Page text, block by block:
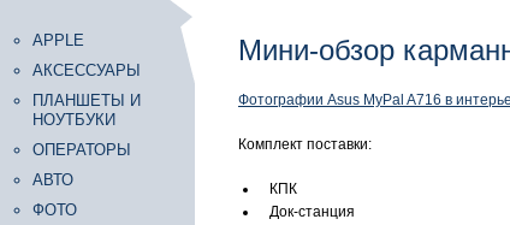
APPLE
АКСЕССУАРЫ
ПЛАНШЕТЫ И
НОУТБУКИ
ОПЕРАТОРЫ
АВТО
ФОТО
Мини-обзор
Фотографии Asus MyPal A716 в
Комплект поставки:
КПК
Док-станция